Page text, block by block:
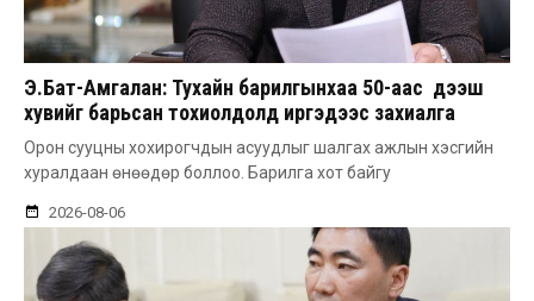
Э.Бат-Амгалан: Тухайн барилгынхаа 50-аас дээш
хувийг барьсан тохиолдолд иргэдээс захиалга
авдаг болгоно
Орон сууцны хохирогчдын асуудлыг шалгах ажлын хэсгийн
хуралдаан өнөөдөр боллоо. Барилга хот байгу
2026-08-06